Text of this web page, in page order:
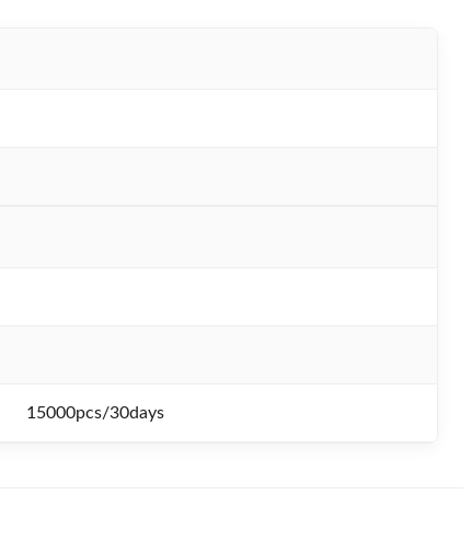
15000pcs/30days